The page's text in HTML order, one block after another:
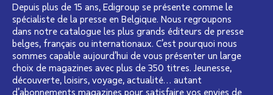
Depuis plus de 15 ans, Edigroup se présente comme le
spécialiste de la presse en Belgique. Nous regroupons
dans notre catalogue les plus grands éditeurs de presse
belges, français ou internationaux. C’est pourquoi nous
sommes capable aujourd’hui de vous présenter un large
choix de magazines avec plus de 350 titres. Jeunesse,
découverte, loisirs, voyage, actualité… autant
d’abonnements magazines pour satisfaire vos envies de